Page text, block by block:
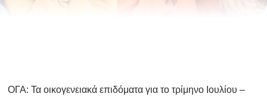
ΟΓΑ: Τα οικογενειακά επιδόματα για το τρίμηνο Ιουλίου –